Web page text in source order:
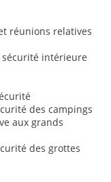
réunions relatives
intérieure
des campings
aux grands
des grottes